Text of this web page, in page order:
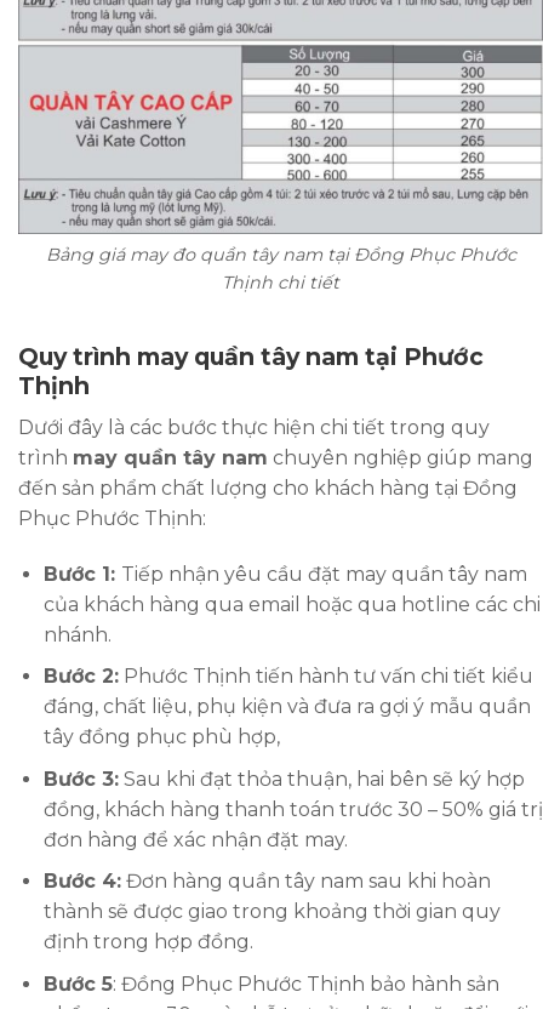
Bảng giá may đo quần tây nam tại Đồng Phục Phước
Thịnh chi tiết
Quy trình may quần tây nam tại Phước
Thịnh
Dưới đây là các bước thực hiện chi tiết trong quy
trình may quần tây nam chuyên nghiệp giúp mang
đến sản phẩm chất lượng cho khách hàng tại Đồng
Phục Phước Thịnh:
Bước 1: Tiếp nhận yêu cầu đặt may quần tây nam
của khách hàng qua email hoặc qua hotline các chi
nhánh.
Bước 2:Phước Thịnh tiến hành tư vấn chi tiết kiểu
đáng, chất liệu, phụ kiện và đưa ra gợi ý mẫu quần
tây đồng phục phù hợp,
Bước 3:Sau khi đạt thỏa thuận, hai bên sẽ ký hợp
đồng, khách hàng thanh toán trước 30 – 50% giá trị
đơn hàng để xác nhận đặt may.
Bước 4:Đơn hàng quần tây nam sau khi hoàn
thành sẽ được giao trong khoảng thời gian quy
định trong hợp đồng.
Bước 5: Đồng Phục Phước Thịnh bảo hành sản